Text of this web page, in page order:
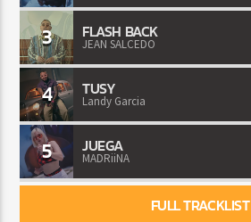
3 FLASH BACK
JEAN SALCEDO
4 TUSY
Landy Garcia
5 JUEGA
MADRiiNA
FULL TRACKLIST